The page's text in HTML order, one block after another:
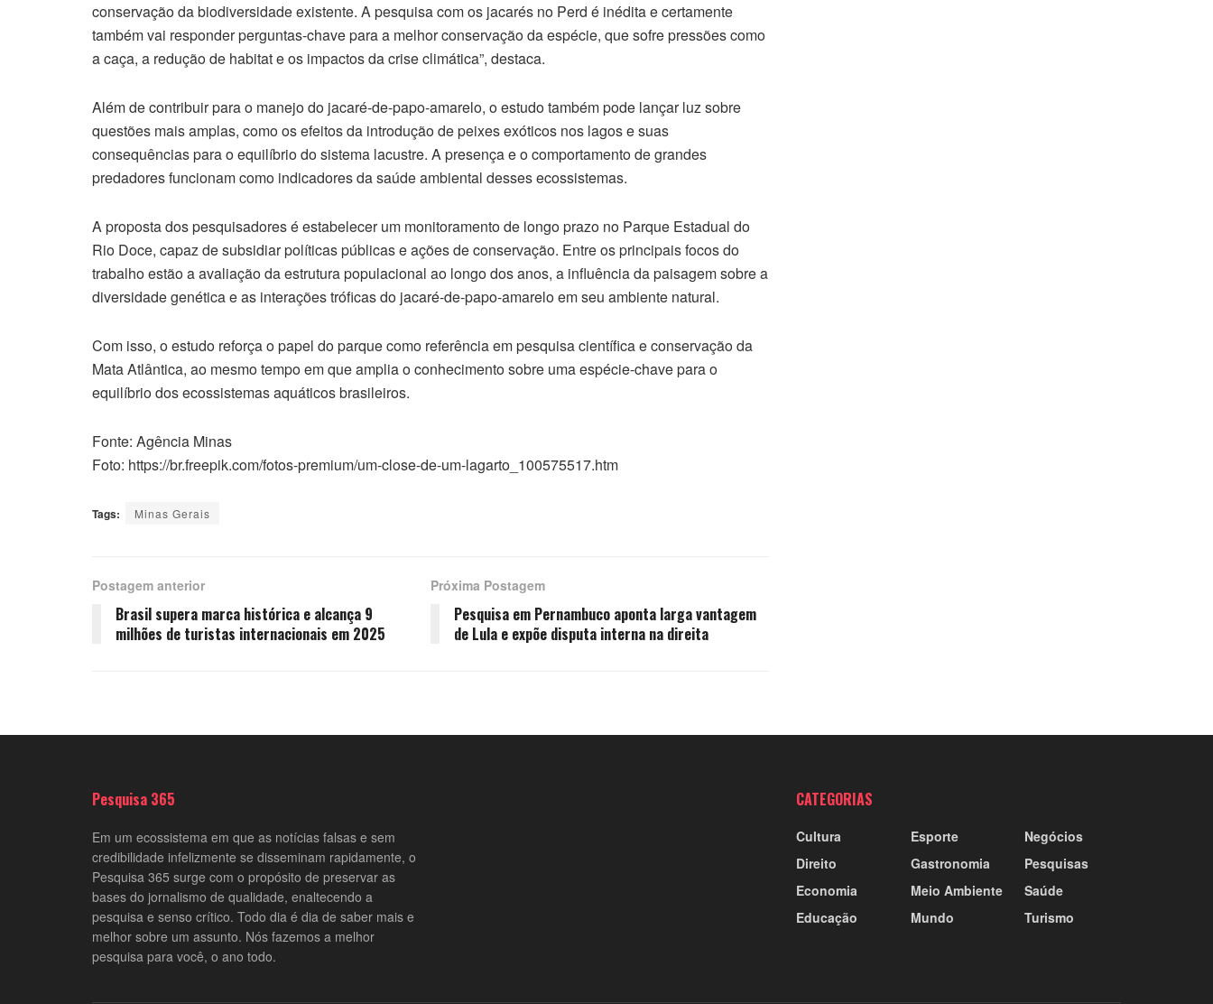
conservação da biodiversidade existente. A pesquisa com os jacarés no Perd é inédita e certamente
também vai responder perguntas-chave para a melhor conservação da espécie, que sofre pressões como
a caça, a redução de habitat e os impactos da crise climática”, destaca.
Além de contribuir para o manejo do jacaré-de-papo-amarelo, o estudo também pode lançar luz sobre
questões mais amplas, como os efeitos da introdução de peixes exóticos nos lagos e suas
consequências para o equilíbrio do sistema lacustre. A presença e o comportamento de grandes
predadores funcionam como indicadores da saúde ambiental desses ecossistemas.
A proposta dos pesquisadores é estabelecer um monitoramento de longo prazo no Parque Estadual do
Rio Doce, capaz de subsidiar políticas públicas e ações de conservação. Entre os principais focos do
trabalho estão a avaliação da estrutura populacional ao longo dos anos, a influência da paisagem sobre a
diversidade genética e as interações tróficas do jacaré-de-papo-amarelo em seu ambiente natural.
Com isso, o estudo reforça o papel do parque como referência em pesquisa científica e conservação da
Mata Atlântica, ao mesmo tempo em que amplia o conhecimento sobre uma espécie-chave para o
equilíbrio dos ecossistemas aquáticos brasileiros.
Fonte: Agência Minas
Foto: https://br.freepik.com/fotos-premium/um-close-de-um-lagarto_100575517.htm
Tags: Minas Gerais
Postagem anterior
Brasil supera marca histórica e alcança 9
milhões de turistas internacionais em 2025
Próxima Postagem
Pesquisa em Pernambuco aponta larga vantagem
de Lula e expõe disputa interna na direita
Pesquisa 365
Em um ecossistema em que as notícias falsas e sem
credibilidade infelizmente se disseminam rapidamente, o
Pesquisa 365 surge com o propósito de preservar as
bases do jornalismo de qualidade, enaltecendo a
pesquisa e senso crítico. Todo dia é dia de saber mais e
melhor sobre um assunto. Nós fazemos a melhor
pesquisa para você, o ano todo.
CATEGORIAS
Cultura
Direito
Economia
Educação
Esporte
Gastronomia
Meio Ambiente
Mundo
Negócios
Pesquisas
Saúde
Turismo